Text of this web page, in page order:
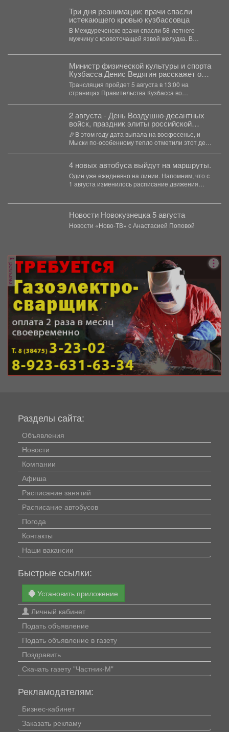
Три дня реанимации: врачи спасли
истекающего кровью кузбассовца
В Междуреченске врачи спасли 58-летнего
мужчину с кровоточащей язвой желудка. В
Министр физической культуры и спорта
Кузбасса Денис Ведягин расскажет о
развитии спорта в регионе в прямом
эфире ЦУР.
Трансляция пройдет 5 августа в 13:00 на
страницах Правительства Кузбасса во
2 августа - День Воздушно‑десантных
войск, праздник элиты российской
армии
🎉В этом году дата выпала на воскресенье, и
Мыски по‑особенному тепло отметили этот день!
4 новых автобуса выйдут на маршруты.
Один уже ежедневно на линии. Напомним, что с
1 августа изменилось расписание движения
Новости Новокузнецка 5 августа
Новости «Ново-ТВ» с Анастасией Поповой
реклама
Разделы сайта:
Объявления
Новости
Компании
Афиша
Расписание занятий
Расписание автобусов
Погода
Контакты
Наши вакансии
Быстрые ссылки:
Установить приложение
Личный кабинет
Подать объявление
Подать объявление в газету
Поздравить
Скачать газету "Частник-М"
Рекламодателям:
Бизнес-кабинет
Заказать рекламу